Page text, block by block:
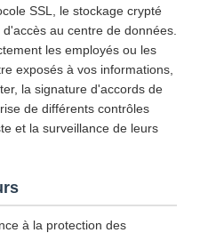
SSL, le stockage crypté
au centre de données.
les employés ou les
exposés à vos informations,
la signature d'accords de
de différents contrôles
et la surveillance de leurs
à la protection des